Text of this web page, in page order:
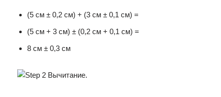
(5 см ± 0,2 см) + (3 см ± 0,1 см) =
(5 см + 3 см) ± (0,2 см + 0,1 см) =
8 см ± 0,3 см